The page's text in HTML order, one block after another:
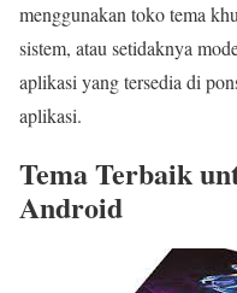
menggunakan toko tema
sistem, atau setidaknya
aplikasi yang tersedia di
aplikasi.
Tema Terbaik
Android